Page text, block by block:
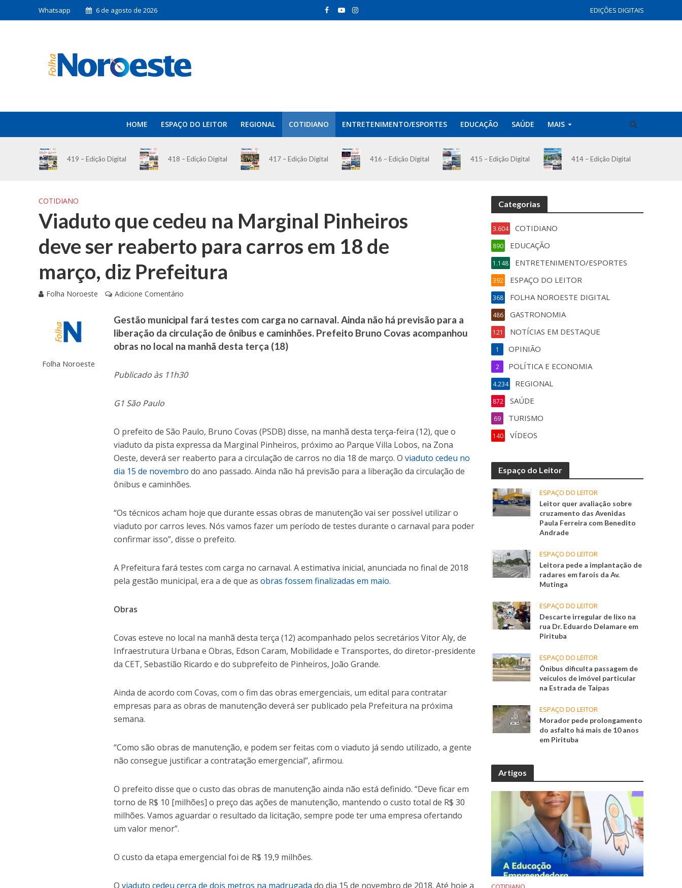
Whatsapp 6 de agosto de 2026 EDIÇÕES DIGITAIS
HOME ESPAÇO DO LEITOR REGIONAL COTIDIANO ENTRETENIMENTO/ESPORTES EDUCAÇÃO SAÚDE MAIS
419 – Edição Digital 418 – Edição Digital 417 – Edição Digital 416 – Edição Digital 415 – Edição Digital 414 – Edição Digital
COTIDIANO
Viaduto que cedeu na Marginal Pinheiros
deve ser reaberto para carros em 18 de
março, diz Prefeitura
Folha Noroeste Adicione Comentário
Folha Noroeste
Gestão municipal fará testes com carga no carnaval. Ainda não há previsão para a
liberação da circulação de ônibus e caminhões. Prefeito Bruno Covas acompanhou
obras no local na manhã desta terça (18)
Publicado às 11h30
G1 São Paulo
O prefeito de São Paulo, Bruno Covas (PSDB) disse, na manhã desta terça-feira (12), que o
viaduto da pista expressa da Marginal Pinheiros, próximo ao Parque Villa Lobos, na Zona
Oeste, deverá ser reaberto para a circulação de carros no dia 18 de março. Oviaduto cedeu no
dia 15 de novembro do ano passado. Ainda não há previsão para a liberação da circulação de
ônibus e caminhões.
“Os técnicos acham hoje que durante essas obras de manutenção vai ser possível utilizar o
viaduto por carros leves. Nós vamos fazer um período de testes durante o carnaval para poder
confirmar isso”, disse o prefeito.
A Prefeitura fará testes com carga no carnaval. A estimativa inicial, anunciada no final de 2018
pela gestão municipal, era a de que asobras fossem finalizadas em maio.
Obras
Covas esteve no local na manhã desta terça (12) acompanhado pelos secretários Vitor Aly, de
Infraestrutura Urbana e Obras, Edson Caram, Mobilidade e Transportes, do diretor-presidente
da CET, Sebastião Ricardo e do subprefeito de Pinheiros, João Grande.
Ainda de acordo com Covas, com o fim das obras emergenciais, um edital para contratar
empresas para as obras de manutenção deverá ser publicado pela Prefeitura na próxima
semana.
“Como são obras de manutenção, e podem ser feitas com o viaduto já sendo utilizado, a gente
não consegue justificar a contratação emergencial”, afirmou.
O prefeito disse que o custo das obras de manutenção ainda não está definido. “Deve ficar em
torno de R$ 10 [milhões] o preço das ações de manutenção, mantendo o custo total de R$ 30
milhões. Vamos aguardar o resultado da licitação, sempre pode ter uma empresa ofertando
um valor menor”.
O custo da etapa emergencial foi de R$ 19,9 milhões.
Oviaduto cedeu cerca de dois metros na madrugada do dia 15 de novembro de 2018. Até hoje a
Categorias
COTIDIANO
3.604
EDUCAÇÃO
890
ENTRETENIMENTO/ESPORTES
1.148
ESPAÇO DO LEITOR
392
FOLHA NOROESTE DIGITAL
368
GASTRONOMIA
486
NOTÍCIAS EM DESTAQUE
121
OPINIÃO
1
POLÍTICA E ECONOMIA
2
REGIONAL
4.234
SAÚDE
872
TURISMO
69
VÍDEOS
140
Espaço do Leitor
ESPAÇO DO LEITOR
Leitor quer avaliação sobre
cruzamento das Avenidas
Paula Ferreira com Benedito
Andrade
ESPAÇO DO LEITOR
Leitora pede a implantação de
radares em farois da Av.
Mutinga
ESPAÇO DO LEITOR
Descarte irregular de lixo na
rua Dr. Eduardo Delamare em
Pirituba
ESPAÇO DO LEITOR
Ônibus dificulta passagem de
veículos de imóvel particular
na Estrada de Taipas
ESPAÇO DO LEITOR
Morador pede prolongamento
do asfalto há mais de 10 anos
em Pirituba
Artigos